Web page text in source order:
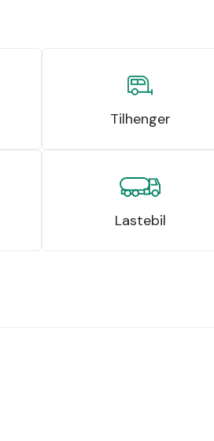
Tilhenger
Lastebil